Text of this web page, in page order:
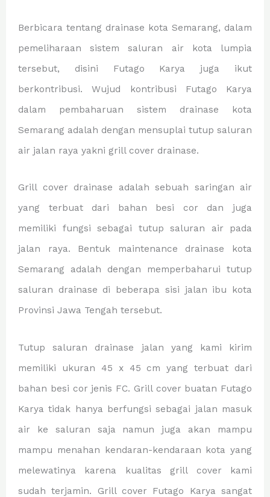
Berbicara tentang drainase kota Semarang, dalam
pemeliharaan sistem saluran air kota lumpia
tersebut, disini Futago Karya juga ikut
berkontribusi. Wujud kontribusi Futago Karya
dalam pembaharuan sistem drainase kota
Semarang adalah dengan mensuplai tutup saluran
air jalan raya yakni grill cover drainase.
Grill cover drainase adalah sebuah saringan air
yang terbuat dari bahan besi cor dan juga
memiliki fungsi sebagai tutup saluran air pada
jalan raya. Bentuk maintenance drainase kota
Semarang adalah dengan memperbaharui tutup
saluran drainase di beberapa sisi jalan ibu kota
Provinsi Jawa Tengah tersebut.
Tutup saluran drainase jalan yang kami kirim
memiliki ukuran 45 x 45 cm yang terbuat dari
bahan besi cor jenis FC. Grill cover buatan Futago
Karya tidak hanya berfungsi sebagai jalan masuk
air ke saluran saja namun juga akan mampu
mampu menahan kendaran-kendaraan kota yang
melewatinya karena kualitas grill cover kami
sudah terjamin. Grill cover Futago Karya sangat